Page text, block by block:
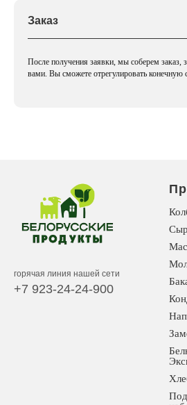
Заказ
После получения заявки, мы соберем заказ,
вами. Вы сможете отрегулировать конечную
горячая линия нашей сети
+7 923-24-24-900